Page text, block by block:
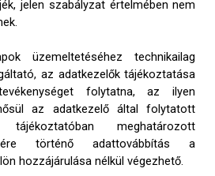
jelen szabályzat értelmében nem
üzemeltetéséhez technikailag
az adatkezelők tájékoztatása
folytatna, az ilyen
az adatkezelő által folytatott
meghatározott
történő adattovábbítás a
hozzájárulása nélkül végezhető.